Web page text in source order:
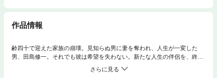
作品情報
齢四十で迎えた家族の崩壊。見知らぬ男に妻を奪われ、人生が一変した
男、田島修一。それでも彼は希望を失わない。新たな人生の伴侶を、終の
住処を求めて恋路を彷徨う。愛人。男なら誰しも夢見る関係に踏み込んだ
田島。しかしそれは複数の男で一人の愛人をシェアするという危険な出会